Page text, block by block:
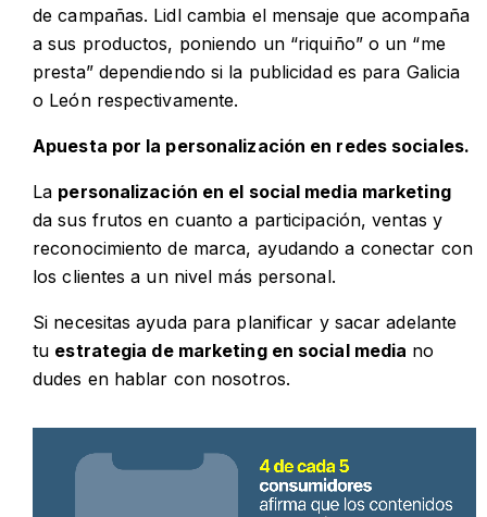
de campañas. Lidl cambia el mensaje que acompaña
a sus productos, poniendo un “riquiño” o un “me
presta” dependiendo si la publicidad es para Galicia
o León respectivamente.
Apuesta por la personalización en redes sociales.
La personalización en el social media marketing
da sus frutos en cuanto a participación, ventas y
reconocimiento de marca, ayudando a conectar con
los clientes a un nivel más personal.
Si necesitas ayuda para planificar y sacar adelante
tu estrategia de marketing en social media no
dudes en hablar con nosotros.